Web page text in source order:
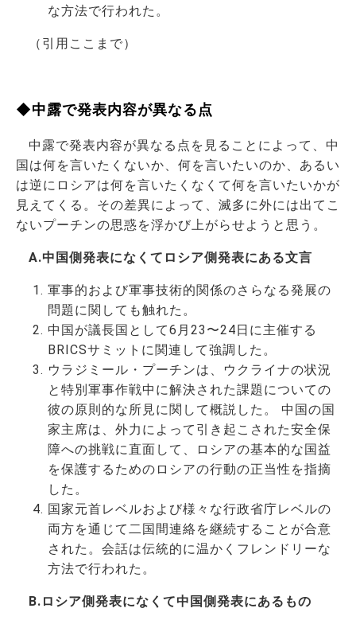
な方法で行われた。
（引用ここまで）
◆中露で発表内容が異なる点
中露で発表内容が異なる点を見ることによって、中
国は何を言いたくないか、何を言いたいのか、あるい
は逆にロシアは何を言いたくなくて何を言いたいかが
見えてくる。その差異によって、滅多に外には出てこ
ないプーチンの思惑を浮かび上がらせようと思う。
A.中国側発表になくてロシア側発表にある文言
軍事的および軍事技術的関係のさらなる発展の
問題に関しても触れた。
中国が議長国として6月23〜24日に主催する
BRICSサミットに関連して強調した。
ウラジミール・プーチンは、ウクライナの状況
と特別軍事作戦中に解決された課題についての
彼の原則的な所見に関して概説した。 中国の国
家主席は、外力によって引き起こされた安全保
障への挑戦に直面して、ロシアの基本的な国益
を保護するためのロシアの行動の正当性を指摘
した。
国家元首レベルおよび様々な行政省庁レベルの
両方を通じて二国間連絡を継続することが合意
された。会話は伝統的に温かくフレンドリーな
方法で行われた。
B.ロシア側発表になくて中国側発表にあるもの